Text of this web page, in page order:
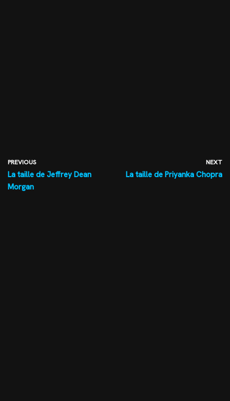
PREVIOUS
La taille de Jeffrey Dean
Morgan
NEXT
La taille de Priyanka Chopra